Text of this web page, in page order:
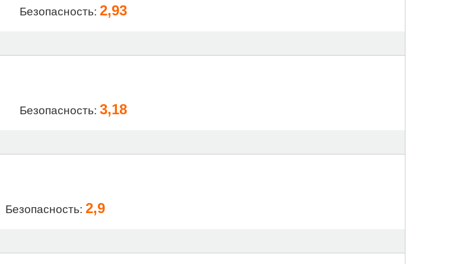
Безопасность: 2,93
Безопасность: 3,18
Безопасность: 2,9